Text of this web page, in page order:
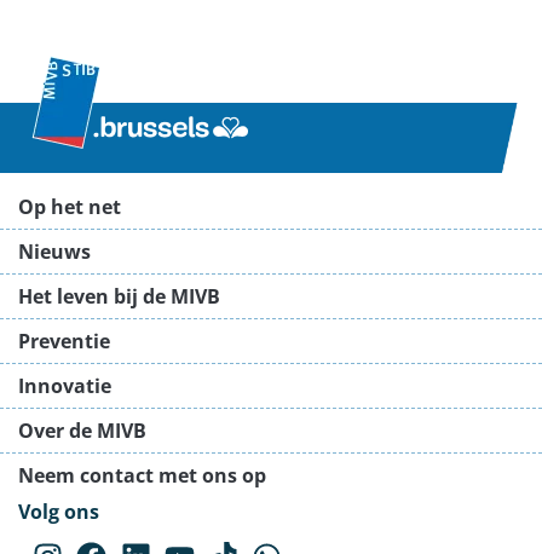
Op het net
Nieuws
Het leven bij de MIVB
Preventie
Innovatie
Over de MIVB
Neem contact met ons op
Volg ons